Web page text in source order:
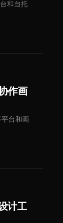
和自托
作画
台和画
计工